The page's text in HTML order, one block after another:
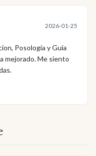
2026-01-25
Posologia y Guia
mejorado. Me siento